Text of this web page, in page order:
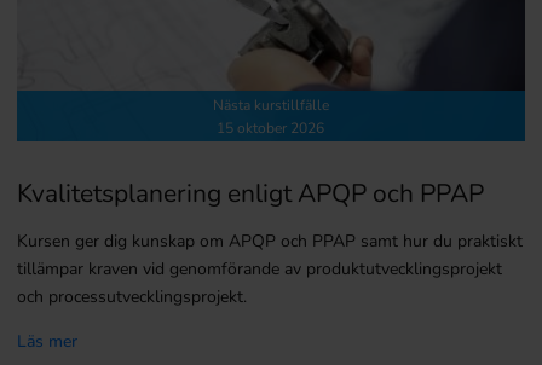
Nästa kurstillfälle
15 oktober 2026
Kvalitetsplanering enligt APQP och PPAP
Kursen ger dig kunskap om APQP och PPAP samt hur du praktiskt
tillämpar kraven vid genomförande av produktutvecklingsprojekt
och processutvecklingsprojekt.
Läs mer